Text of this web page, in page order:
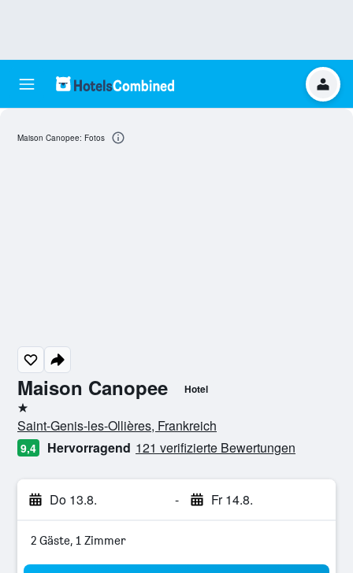
Maison Canopee Hotel
1 Stern
Saint-Genis-les-Ollières, Frankreich
9,4 Hervorragend 121 verifizierte Bewertungen
Do 13.8. - Fr 14.8.
2 Gäste, 1 Zimmer
Maison Canopee: Fotos